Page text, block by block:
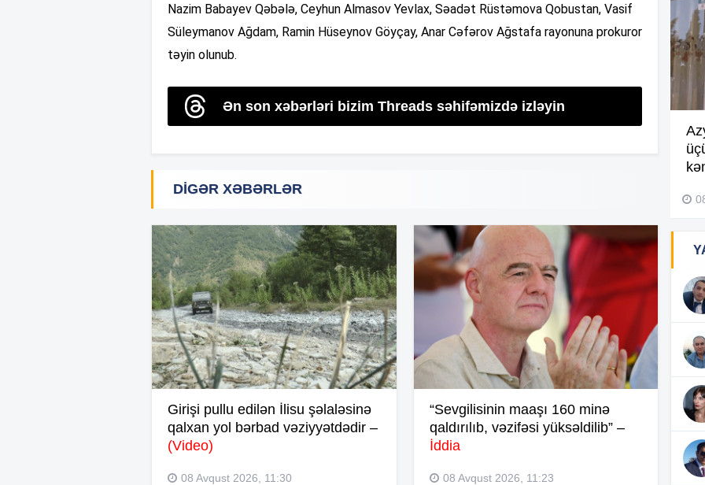
Nazim Babayev Qəbələ, Ceyhun Almasov Yevlax, Səadət Rüstəmova Qobustan, Vasif
Süleymanov Ağdam, Ramin Hüseynov Göyçay, Anar Cəfərov Ağstafa rayonuna prokuror
təyin olunub.
Ən son xəbərləri bizim Threads səhifəmizdə izləyin
DIGƏR XƏBƏRLƏR
Girişi pullu edilən İlisu şəlaləsinə
qalxan yol bərbad vəziyyətdədir –
(Video)
08 Avqust 2026, 11:30
“Sevgilisinin maaşı 160 minə
qaldırılıb, vəzifəsi yüksəldilib” –
İddia
08 Avqust 2026, 11:23
Göyçayda məktəb binası